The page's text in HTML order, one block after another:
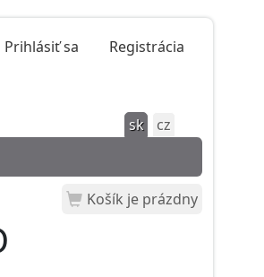
Prihlásiť sa Registrácia
sk
cz
Košík je prázdny